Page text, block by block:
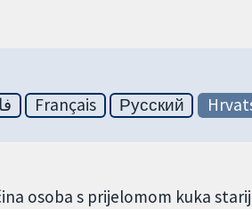
Français Русский
osoba s prijelomom kuka